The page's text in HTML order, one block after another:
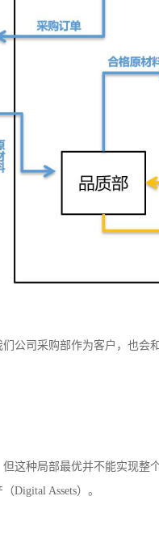
公司采购部作为客户，也
这种局部最优并不能实现
（Digital Assets）。